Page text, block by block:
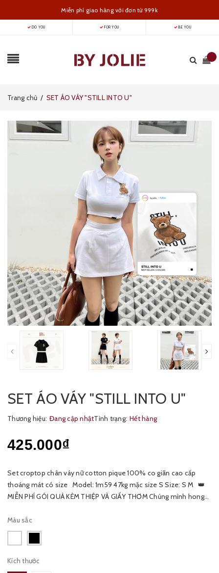
Miễn phí giao hàng với đơn từ 999k
DO YOU FOR YOU BE YOU
Trang chủ / SET ÁO VÁY "STILL INTO U"
SET ÁO VÁY "STILL INTO U"
Thương hiệu: Đang cập nhậtTình trạng: Hết hàng
425.000₫
Set croptop chân váy nữ cotton pique 100% co giãn cao cấp
thoáng mát có size Model: 1m59 47kg mặc size S Size: S M 👑
MIỄN PHÍ GÓI QUÀ KÈM THIỆP VÀ GIẤY THƠM Chúng mình hong
Màu sắc
Kích thước